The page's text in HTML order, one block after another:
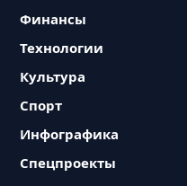
Финансы
Технологии
Культура
Спорт
Инфографика
Спецпроекты